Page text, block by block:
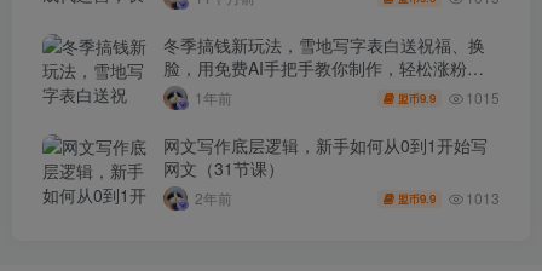
冬季搞钱新玩法，雪地写字表白送祝福、换
脸，用免费AI手把手教你制作，轻松涨粉
3.5w，接单到手软
1年前 盟币9.9 1015
网文写作底层逻辑，新手如何从0到1开始写
网文（31节课）
2年前 盟币9.9 1013